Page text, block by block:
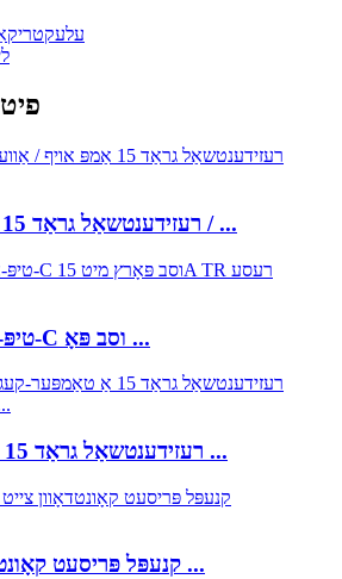
רעזידענטשאַל גראַד 15 אַמפּ אויף / ...
טיפּ-א און טיפּ-C וסב פּאָ ...
רעזידענטשאַל גראַד 15 אַ טאַמפּע ...
7-קנעפּל פּריסעט קאָונטדאָוון ט ...